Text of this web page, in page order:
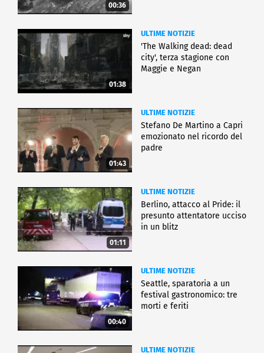
00:36
01:38
ULTIME NOTIZIE
'The Walking dead: dead
city', terza stagione con
Maggie e Negan
01:43
ULTIME NOTIZIE
Stefano De Martino a Capri
emozionato nel ricordo del
padre
01:11
ULTIME NOTIZIE
Berlino, attacco al Pride: il
presunto attentatore ucciso
in un blitz
00:40
ULTIME NOTIZIE
Seattle, sparatoria a un
festival gastronomico: tre
morti e feriti
ULTIME NOTIZIE